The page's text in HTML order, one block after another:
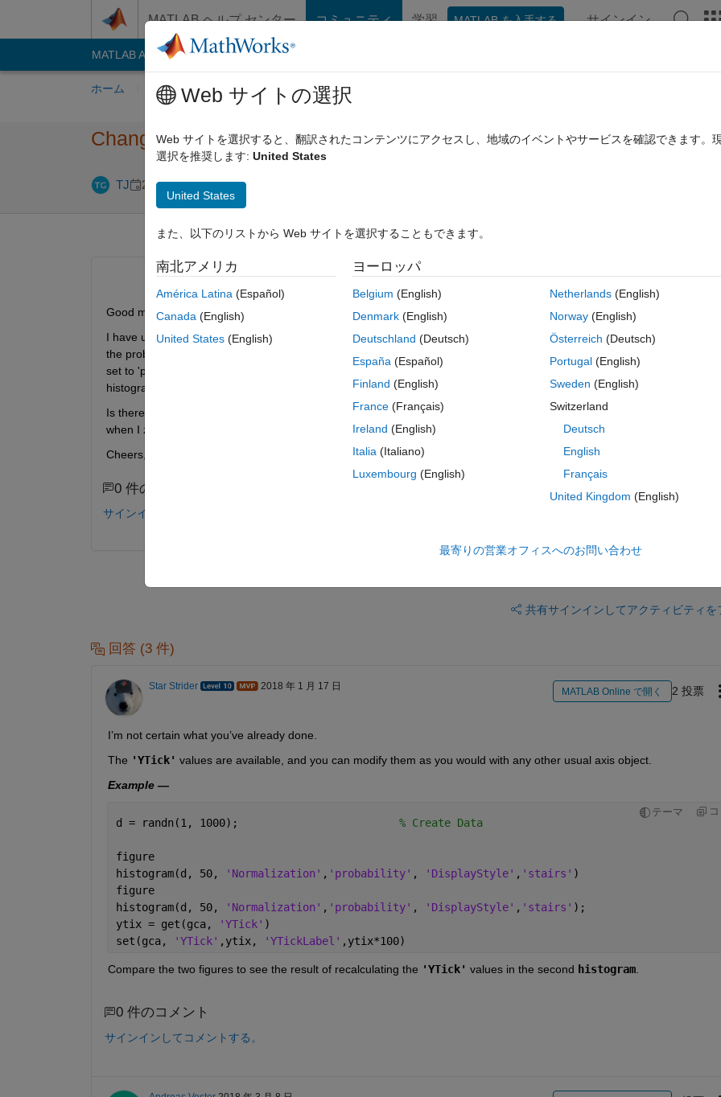
MATLAB ヘルプ センター コミュニティ 学習 MATLAB を入手する サインイン
MATLAB Answers File Exchange
ホーム 質問する 回答 閲覧 MATLAB に関する FAQ
Change histogram y-axis to percentage [R2017b]
TJ 2018 1 月 17 3 回答
2 投票
Good morning,
I have used the histogram function to get a plot of a histogram. Specifically, for presentation, I would actually only like to
the probability value as a percentage plotted against the bins. For this I have used the histogram properties
set to 'probability' and 'DisplayStyle' set to stairs'. I need the y-axis as a percentage. I see that I cannot access the
histogram.Data values as they are read only and therefore I cannot modify them. I was simply going to multiply them by
Is there anyway to plot this data from the histogram function as: 1) a line plot; 2) with y-axis values as percentage so that
when I zoom in and out the percentage also re-scales rather than just setting yticklabels.
Cheers, TJ
0 件のコメント
サインインしてコメントする。
共有サインインしてアクティビティを
回答 (3 件)
Star Strider 2018 年 1 月 17 日 MATLAB Online で開く 2 投票
I’m not certain what you’ve already done.
The 'YTick' values are available, and you can modify them as you would with any other usual axis object.
Example —
テーマ
d = randn(1, 1000); % Create Data
figure
histogram(d, 50,
'Normalization' , 'probability' , 'DisplayStyle' , 'stairs' )
figure
histogram(d, 50,
'Normalization' , 'probability' , 'DisplayStyle' , 'stairs' );
ytix = get(gca,
'YTick' )
set(gca,
'YTick' ,ytix, 'YTickLabel' ,ytix*100)
Compare the two figures to see the result of recalculating the 'YTick' values in the second histogram.
0 件のコメント
サインインしてコメントする。
Web サイトの選択
Web サイトを選択すると、翻訳されたコンテンツにアクセスし、地域のイベントやサービスを確認できます。
選択を推奨します: United States
United States
また、以下のリストから Web サイトを選択することもできます。
南北アメリカ
América Latina (Español)
Canada (English)
United States (English)
ヨーロッパ
Belgium (English)
Denmark (English)
Deutschland (Deutsch)
España (Español)
Finland (English)
France (Français)
Ireland (English)
Italia (Italiano)
Luxembourg (English)
Netherlands(English)
Norway(English)
Österreich (Deutsch)
Portugal(English)
Sweden (English)
Switzerland
Deutsch
English
Français
United Kingdom (English)
最寄りの営業オフィスへのお問い合わせ